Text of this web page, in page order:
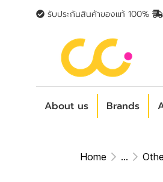
รับประกันสินค้าของแท้ 100%
About us Brands
Home ...